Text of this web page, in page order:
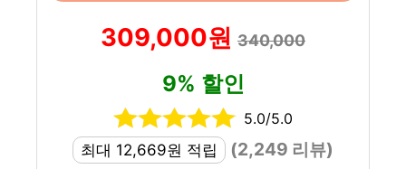
309,000원 340,000
9% 할인
5.0/5.0
최대 12,669원 적립
(2,249 리뷰)